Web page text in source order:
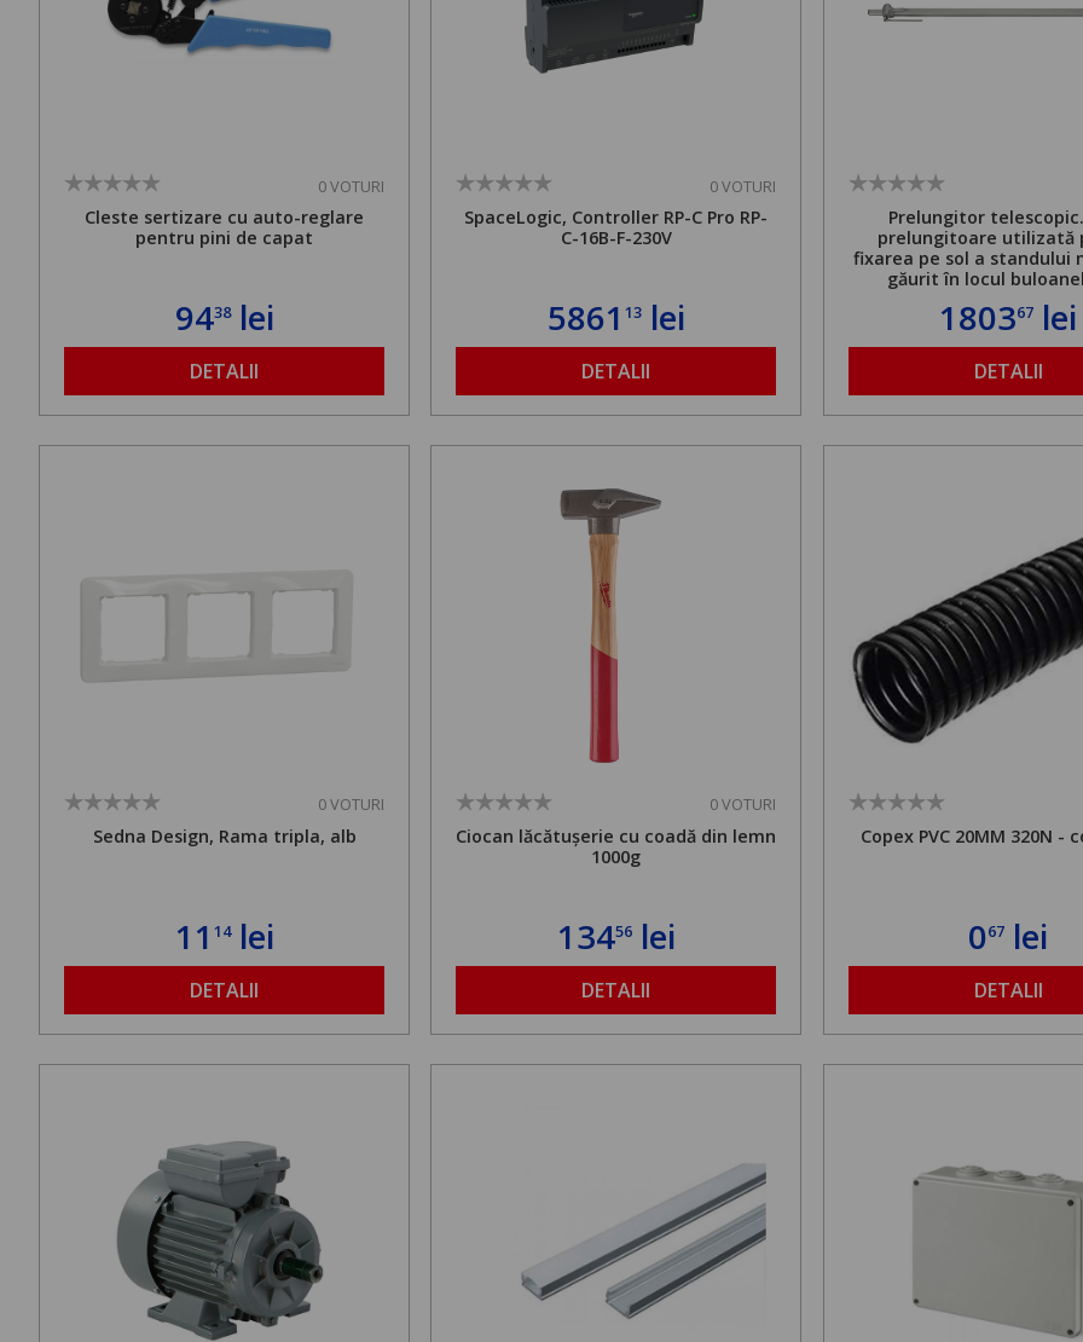
0 VOTURI
Cleste sertizare cu auto-reglare
pentru pini de capat
9438lei
DETALII
0 VOTURI
SpaceLogic, Controller RP-C Pro RP-
C-16B-F-230V
5861 13lei
DETALII
Prelungitor
prelungitoare utilizată
fixarea pe sol a standului
găurit în locul
ancorare. Greutate
de 500 kg și înălțime
180367 lei
DETALII
0 VOTURI
Sedna Design, Rama tripla, alb
11 14lei
DETALII
0 VOTURI
Ciocan lăcătușerie cu coadă din lemn
1000g
13456lei
DETALII
Copex PVC 20MM 320N -
067 lei
DETALII